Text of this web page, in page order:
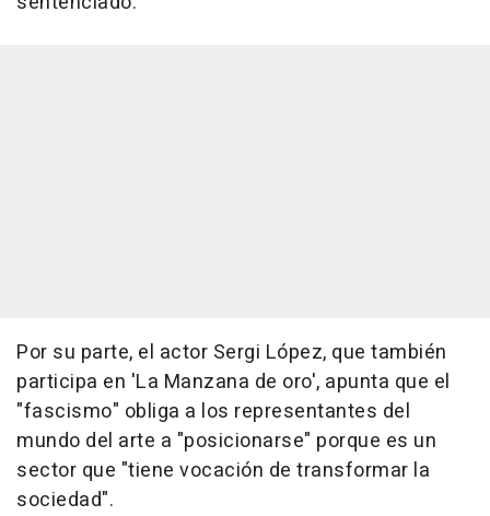
Por su parte, el actor Sergi López, que también
participa en 'La Manzana de oro', apunta que el
"fascismo" obliga a los representantes del
mundo del arte a "posicionarse" porque es un
sector que "tiene vocación de transformar la
sociedad".